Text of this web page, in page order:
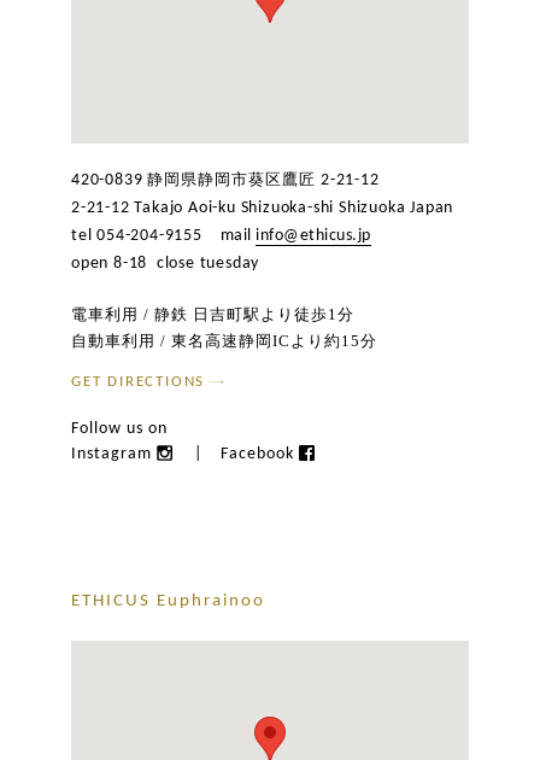
420-0839静岡県静岡市葵区鷹匠 2-21-12
2-21-12 Takajo Aoi-ku Shizuoka-shi Shizuoka Japan
tel 054-204-9155 mailinfo@ethicus.jp
open 8-18 close tuesday
電車利用 / 静鉄 日吉町駅より徒歩1分
自動車利用 / 東名高速静岡ICより約15分
GET DIRECTIONS
Follow us on
Instagram
Facebook
ETHICUS Euphrainoo